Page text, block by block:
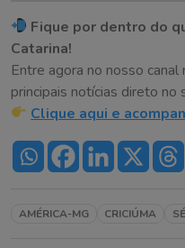
Fique por dentro do
Catarina!
Entre agora no nosso
principais notícias direto no
Clique aqui e
AMÉRICA-MG CRICIÚMA